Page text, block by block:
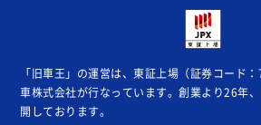
「旧車王」の運営は、東証上場（証券コード
車株式会社が行なっています。創業より26年
開しております。